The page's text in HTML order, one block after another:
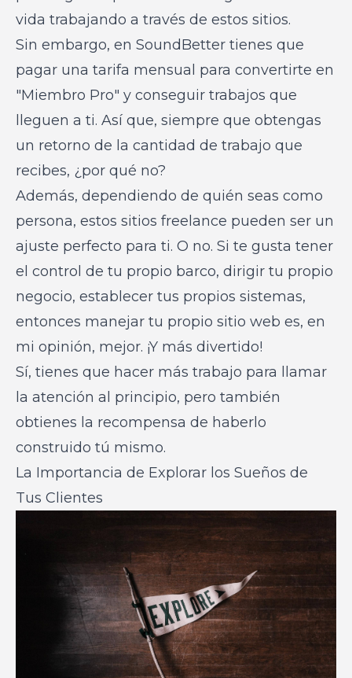
vida trabajando a través de estos sitios.
Sin embargo, en SoundBetter tienes que
pagar una tarifa mensual para convertirte en
"Miembro Pro" y conseguir trabajos que
lleguen a ti. Así que, siempre que obtengas
un retorno de la cantidad de trabajo que
recibes, ¿por qué no?
Además, dependiendo de quién seas como
persona, estos sitios freelance pueden ser un
ajuste perfecto para ti. O no. Si te gusta tener
el control de tu propio barco, dirigir tu propio
negocio, establecer tus propios sistemas,
entonces manejar tu propio sitio web es, en
mi opinión, mejor. ¡Y más divertido!
Sí, tienes que hacer más trabajo para llamar
la atención al principio, pero también
obtienes la recompensa de haberlo
construido tú mismo.
La Importancia de Explorar los Sueños de
Tus Clientes